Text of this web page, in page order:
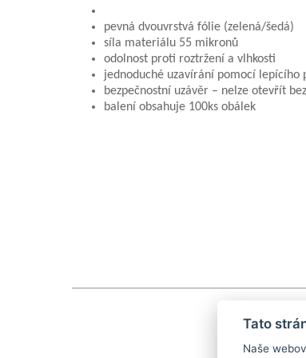
pevná dvouvrstvá fólie (zelená/šedá)
síla materiálu 55 mikronů
odolnost proti roztržení a vlhkosti
jednoduché uzavírání pomocí lepícího
bezpečnostní uzávěr – nelze otevřít
balení obsahuje 100ks obálek
Tato
Naše